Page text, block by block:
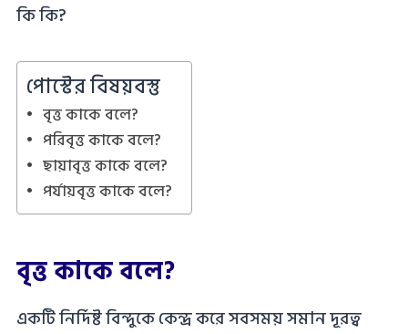
কি কি?
পোস্টের বিষয়বস্তু
বৃত্ত কাকে বলে?
পরিবৃত্ত কাকে বলে?
ছায়াবৃত্ত কাকে বলে?
পর্যায়বৃত্ত কাকে বলে?
বৃত্ত কাকে বলে?
একটি নির্দিষ্ট বিন্দুকে কেন্দ্র করে সবসময় সমান দূরত্ব